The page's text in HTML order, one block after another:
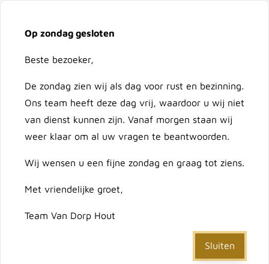
Op zondag gesloten
Beste bezoeker,
De zondag zien wij als dag voor rust en bezinning.
Ons team heeft deze dag vrij, waardoor u wij niet
van dienst kunnen zijn. Vanaf morgen staan wij
weer klaar om al uw vragen te beantwoorden.
Wij wensen u een fijne zondag en graag tot ziens.
Met vriendelijke groet,
Team Van Dorp Hout
Sluiten
Ga naar de inhoud
Doorzoek de hele winkel
Machinale houtboor
8x75/117 mm